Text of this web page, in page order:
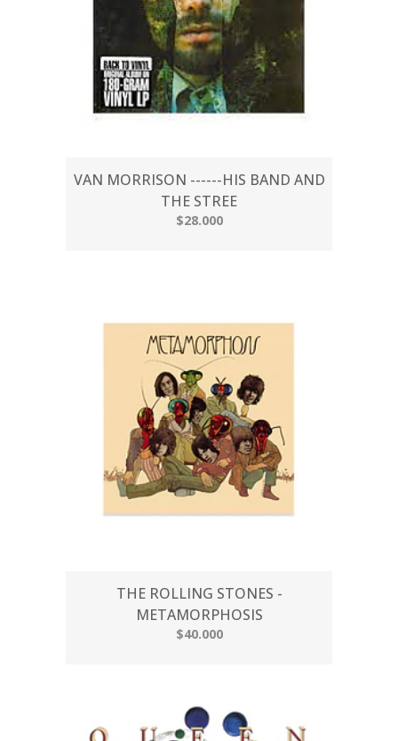
VAN MORRISON ------HIS BAND AND
THE STREE
$28.000
THE ROLLING STONES -
METAMORPHOSIS
$40.000